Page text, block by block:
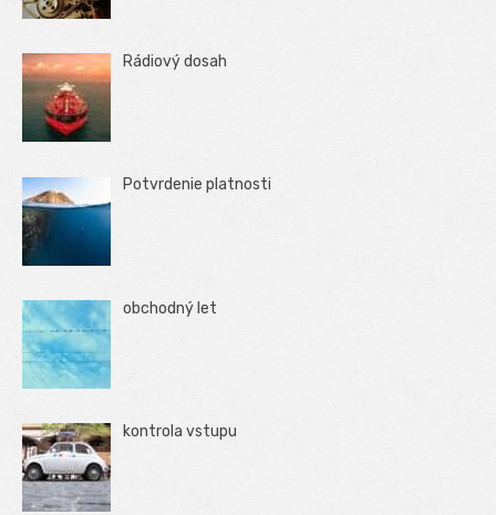
Rádiový dosah
Potvrdenie platnosti
obchodný let
kontrola vstupu